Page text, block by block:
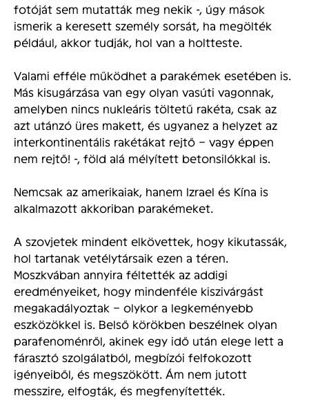
fotóját sem mutatták meg nekik -, úgy mások
ismerik a keresett személy sorsát, ha megölték
például, akkor tudják, hol van a holtteste.
Valami efféle működhet a parakémek esetében is.
Más kisugárzása van egy olyan vasúti vagonnak,
amelyben nincs nukleáris töltetű rakéta, csak az
azt utánzó üres makett, és ugyanez a helyzet az
interkontinentális rakétákat rejtő – vagy éppen
nem rejtő! -, föld alá mélyített betonsilókkal is.
Nemcsak az amerikaiak, hanem Izrael és Kína is
alkalmazott akkoriban parakémeket.
A szovjetek mindent elkövettek, hogy kikutassák,
hol tartanak vetélytársaik ezen a téren.
Moszkvában annyira féltették az addigi
eredményeiket, hogy mindenféle kiszivárgást
megakadályoztak – olykor a legkeményebb
eszközökkel is. Belső körökben beszélnek olyan
parafenoménről, akinek egy idő után elege lett a
fárasztó szolgálatból, megbízói felfokozott
igényeiből, és megszökött. Ám nem jutott
messzire, elfogták, és megfenyítették.